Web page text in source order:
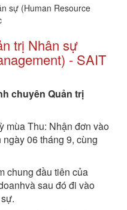
trị Nhân sự
- SAIT
chuyên Quản trị
mùa Thu: Nhận đơn vào
06 tháng 9, cùng
chung đầu tiên của
sau đó đi vào